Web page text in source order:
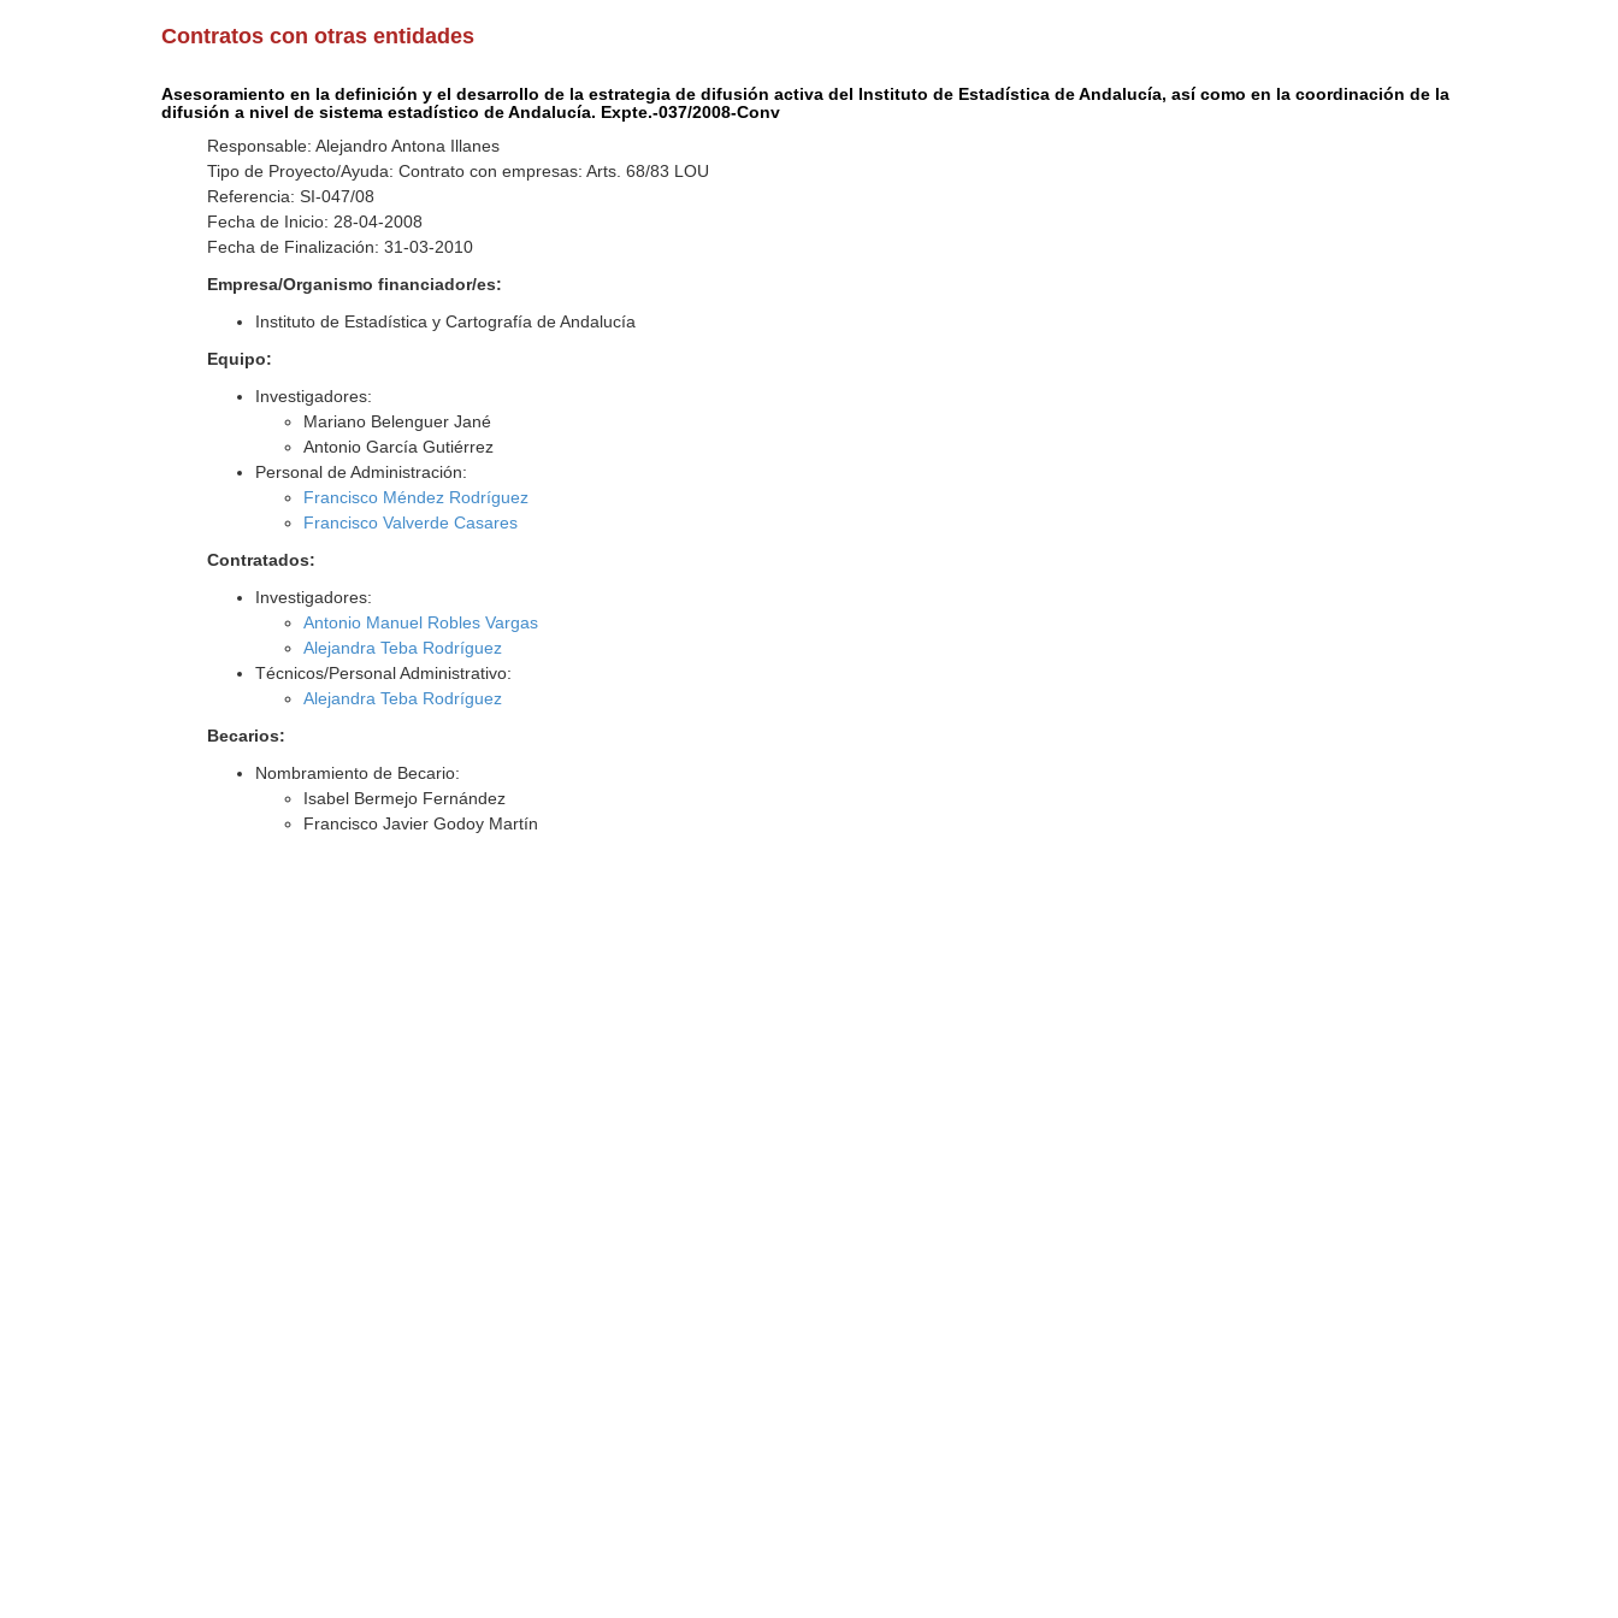
Contratos con otras entidades
Asesoramiento en la definición y el desarrollo de la estrategia de difusión activa del Instituto de Estadística de Andalucía, así como en la coordinación de la
difusión a nivel de sistema estadístico de Andalucía. Expte.-037/2008-Conv
Responsable: Alejandro Antona Illanes
Tipo de Proyecto/Ayuda: Contrato con empresas: Arts. 68/83 LOU
Referencia: SI-047/08
Fecha de Inicio: 28-04-2008
Fecha de Finalización: 31-03-2010
Empresa/Organismo financiador/es:
Instituto de Estadística y Cartografía de Andalucía
Equipo:
Investigadores:
Mariano Belenguer Jané
Antonio García Gutiérrez
Personal de Administración:
Francisco Méndez Rodríguez
Francisco Valverde Casares
Contratados:
Investigadores:
Antonio Manuel Robles Vargas
Alejandra Teba Rodríguez
Técnicos/Personal Administrativo:
Alejandra Teba Rodríguez
Becarios:
Nombramiento de Becario:
Isabel Bermejo Fernández
Francisco Javier Godoy Martín